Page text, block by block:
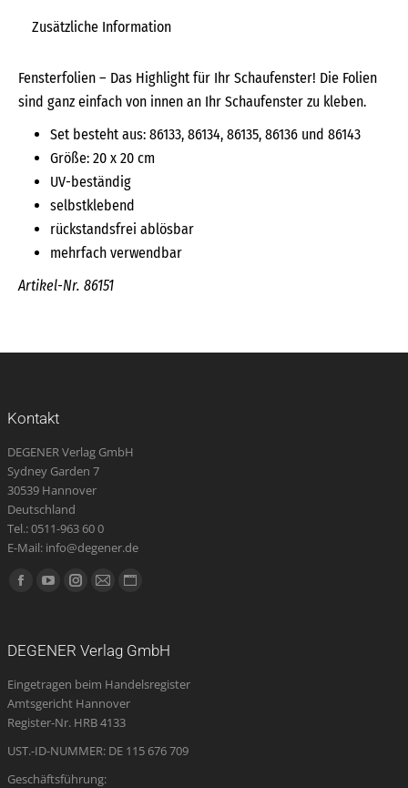
Zusätzliche Information
Fensterfolien – Das Highlight für Ihr Schaufenster! Die Folien
sind ganz einfach von innen an Ihr Schaufenster zu kleben.
Set besteht aus: 86133, 86134, 86135, 86136 und 86143
Größe: 20 x 20 cm
UV-beständig
selbstklebend
rückstandsfrei ablösbar
mehrfach verwendbar
Artikel-Nr. 86151
Kontakt
DEGENER Verlag GmbH
Sydney Garden 7
30539 Hannover
Deutschland
Tel.: 0511-963 60 0
E-Mail: info@degener.de
Finden Sie uns auf:
Facebook
new
window
YouTube
new
window
Instagram
new
window
E-
opens
in
new
Website
new
DEGENER Verlag GmbH
Eingetragen beim Handelsregister
Amtsgericht Hannover
Register-Nr. HRB 4133
UST.-ID-NUMMER: DE 115 676 709
Geschäftsführung: